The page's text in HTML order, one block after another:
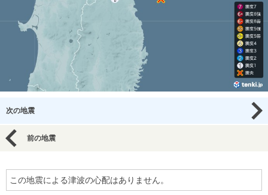
次の地震
前の地震
この地震による津波の心配はありません。